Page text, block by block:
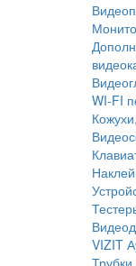
WI-FI
VIZIT